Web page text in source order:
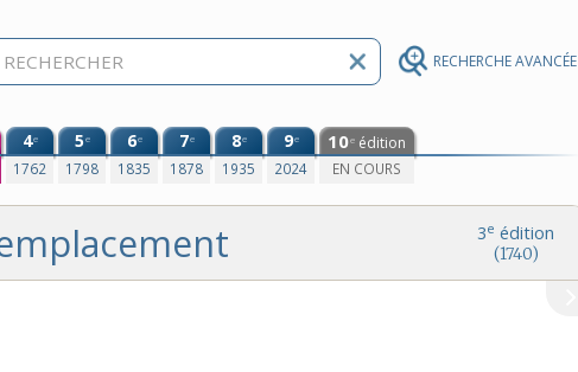
RECHERCHE AVANCÉE
4e
1762
5e
1798
6e
1835
7e
1878
8e
1935
9e
2024
10e édition
EN COURS
3e édition
(1740)